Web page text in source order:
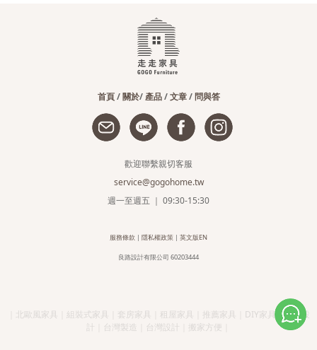
首頁/關於/產品/文章/問與答
歡迎聯繫親切客服
service@gogohome.tw
週一至週五 ｜ 09:30-15:30
服務條款 | 隱私權政策 | 英文版EN
良路設計有限公司 60203444
｜北歐風家具｜組裝式家具｜套房家具｜租屋家具｜推薦家具｜DIY家具｜簡約設
計｜台灣製造｜台灣設計｜搬家方便｜